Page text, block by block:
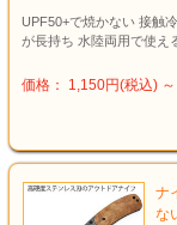
UPF50+で焼かない 接触
が長持ち 水陸両用で使え
価格： 1,150円(税込) ～
ナ
な